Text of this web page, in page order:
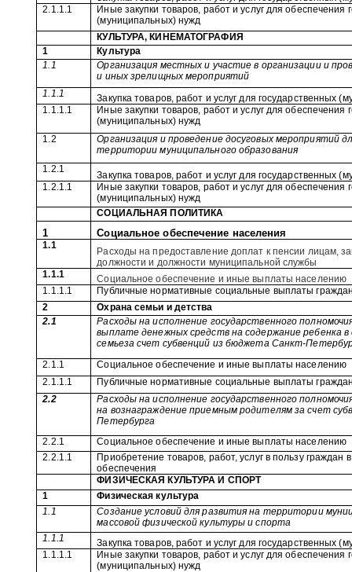
2.1.1.1
Иные закупки товаров, работ и услуг для обеспечения
(муниципальных) нужд
КУЛЬТУРА, КИНЕМАТОГРАФИЯ
1
Культура
1.1
Организация местных и участие в организации и
и иных зрелищных мероприятий
1.1.1
Закупка товаров, работ и услуг для государственных
1.1.1.1
Иные закупки товаров, работ и услуг для обеспечения
(муниципальных) нужд
1.2
Организация и проведение досуговых мероприятий
территории муниципального образования
1.2.1
Закупка товаров, работ и услуг для государственных
1.2.1.1
Иные закупки товаров, работ и услуг для обеспечения
(муниципальных) нужд
СОЦИАЛЬНАЯ ПОЛИТИКА
1 Социальное обеспечение населения
1.1
Расходы на предоставление доплат к пенсии лицам,
должности и должности муниципальной службы
1.1.1
Социальное обеспечение и иные выплаты населению
1.1.1.1
Публичные нормативные социальные выплаты
2
Охрана семьи и детства
2.1
Расходы на исполнение государственного
выплате денежных средств на содержание ребенка в
семьеза счет субвенций из бюджета Санкт-
2.1.1
Социальное обеспечение и иные выплаты населению
2.1.1.1
Публичные нормативные социальные выплаты
2.2
Расходы на исполнение государственного
на вознаграждение приемным родителям за счет
Петербурга
2.2.1
Социальное обеспечение и иные выплаты населению
2.2.1.1
Приобретение товаров, работ, услуг в пользу граждан
обеспечения
ФИЗИЧЕСКАЯ КУЛЬТУРА И СПОРТ
1
Физическая культура
1.1
Создание условий для развития на территории
массовой физической культуры и спорта
1.1.1
Закупка товаров, работ и услуг для государственных
1.1.1.1
Иные закупки товаров, работ и услуг для обеспечения
(муниципальных) нужд